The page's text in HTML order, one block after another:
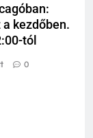
kezdőben.
tól
0